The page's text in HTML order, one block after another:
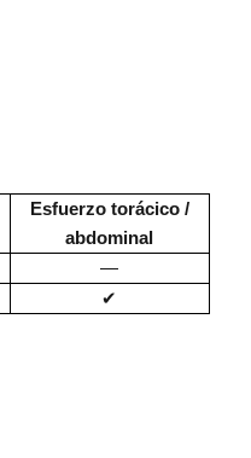
Esfuerzo torácico /
abdominal
—
✔